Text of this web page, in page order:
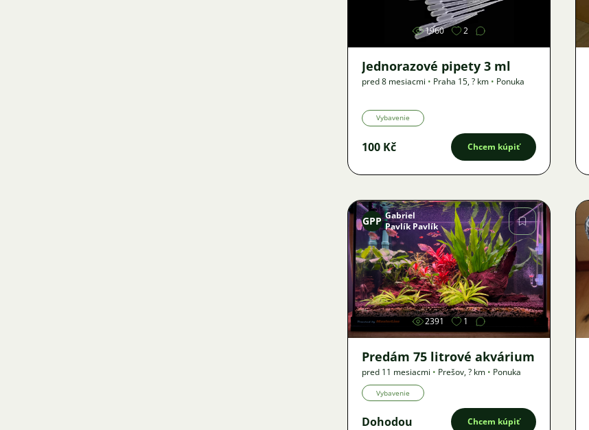
1960 2
Jednorazové pipety 3 ml
pred 8 mesiacmi • Praha 15,? km • Ponuka
Vybavenie
100 Kč Chcem kúpiť
Obrázok
GPP Gabriel
Pavlík Pavlík
2391 1
Predám 75 litrové akvárium
pred 11 mesiacmi • Prešov,? km • Ponuka
Vybavenie
Dohodou Chcem kúpiť